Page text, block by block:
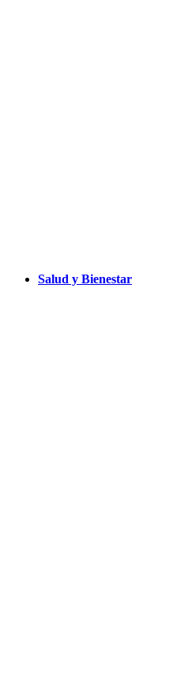
Salud y Bienestar